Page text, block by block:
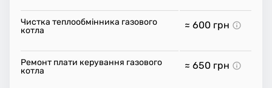
Чистка теплообмінника газового
котла
≈ 600 грн
Ремонт плати керування газового
котла
≈ 650 грн